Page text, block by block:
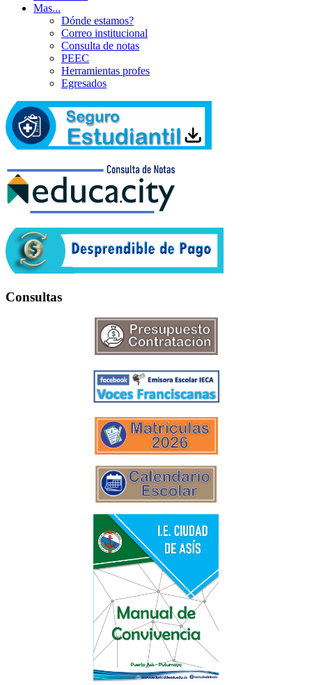
Mas...
Dónde estamos?
Correo institucional
Consulta de notas
PEEC
Herramientas profes
Egresados
Consultas